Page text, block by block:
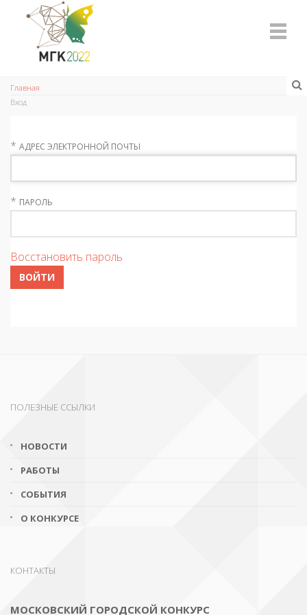
Главная
Вход
* АДРЕС ЭЛЕКТРОННОЙ ПОЧТЫ
* ПАРОЛЬ
Восстановить пароль
ВОЙТИ
ПОЛЕЗНЫЕ ССЫЛКИ
НОВОСТИ
РАБОТЫ
СОБЫТИЯ
О КОНКУРСЕ
КОНТАКТЫ
МОСКОВСКИЙ ГОРОДСКОЙ КОНКУРС